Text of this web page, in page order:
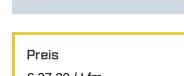
Preis